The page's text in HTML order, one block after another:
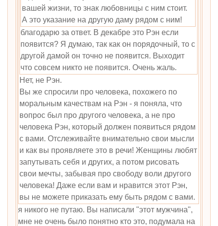
вашей жизни, то знак любовницы с ним стоит.
А это указание на другую даму рядом с ним!
благодарю за ответ. В декабре это Рэн если
появится? Я думаю, так как он порядочный, то с
другой дамой он точно не появится. Выходит
что совсем никто не появится. Очень жаль.
Нет, не Рэн.
Вы же спросили про человека, похожего по
моральным качествам на Рэн - я поняла, что
вопрос был про другого человека, а не про
человека Рэн, который должен появиться рядом
с вами. Отслеживайте внимательно свои мысли
и как вы проявляете это в речи! Женщины любят
запутывать себя и других, а потом рисовать
свои мечты, забывая про свободу воли другого
человека! Даже если вам и нравится этот Рэн,
вы не можете приказать ему быть рядом с вами.
я никого не путаю. Вы написали "этот мужчина",
мне не очень было понятно кто это, подумала на